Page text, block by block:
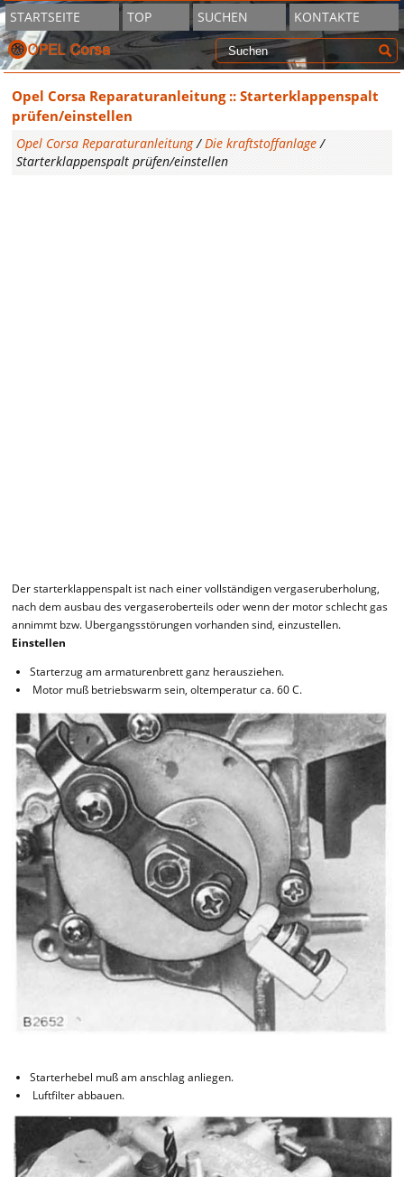
STARTSEITE TOP SUCHEN KONTAKTE
Opel Corsa Reparaturanleitung :: Starterklappenspalt
prüfen/einstellen
Opel Corsa Reparaturanleitung/Die kraftstoffanlage /
Starterklappenspalt prüfen/einstellen
Der starterklappenspalt ist nach einer vollständigen vergaseruberholung,
nach dem ausbau des vergaseroberteils oder wenn der motor schlecht gas
annimmt bzw. Ubergangsstörungen vorhanden sind, einzustellen.
Einstellen
Starterzug am armaturenbrett ganz herausziehen.
Motor muß betriebswarm sein, oltemperatur ca. 60 C.
Starterhebel muß am anschlag anliegen.
Luftfilter abbauen.